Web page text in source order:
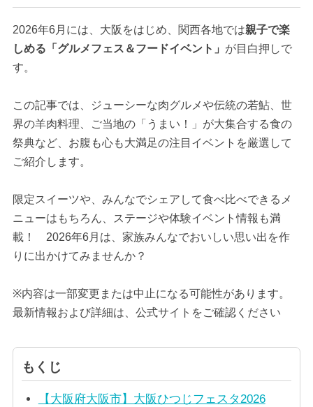
2026年6月には、大阪をはじめ、関西各地では親子で楽
しめる「グルメフェス＆フードイベント」 が目白押しで
す。
この記事では、ジューシーな肉グルメや伝統の若鮎、世
界の羊肉料理、ご当地の「うまい！」が大集合する食の
祭典など、お腹も心も大満足の注目イベントを厳選して
ご紹介します。
限定スイーツや、みんなでシェアして食べ比べできるメ
ニューはもちろん、ステージや体験イベント情報も満
載！ 2026年6月は、家族みんなでおいしい思い出を作
りに出かけてみませんか？
※内容は一部変更または中止になる可能性があります。
最新情報および詳細は、公式サイトをご確認ください
もくじ
【大阪府大阪市】大阪ひつじフェスタ2026